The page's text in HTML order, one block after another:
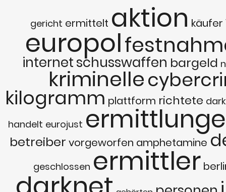
gericht ermittelt aktion käufer
europol
internetschusswaffen bargeld
kriminelle
kilogramm plattform richtete
handelt eurojust
betreiber vorgeworfen amphetamine
geschlossen ermittler